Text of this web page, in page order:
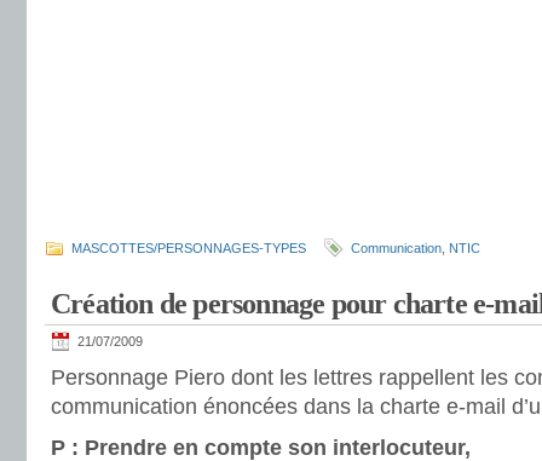
MASCOTTES/PERSONNAGES-TYPES Communication NTIC
Création de personnage pour charte e-
21/07/2009
Personnage Piero dont les lettres rappellent les
communication énoncées dans la charte e-mail
P : Prendre en compte son interlocuteur,